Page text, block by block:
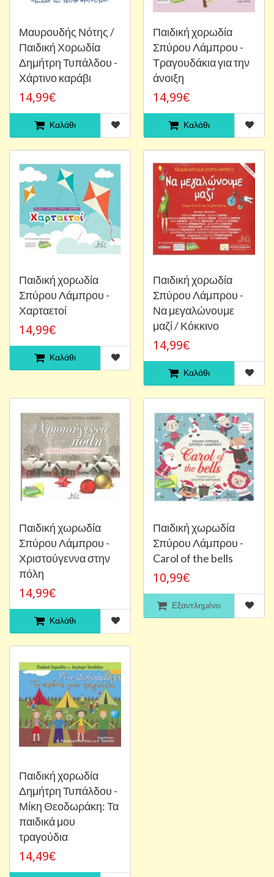
Μαυρουδής Νότης /
Παιδική Χορωδία
Δημήτρη Τυπάλδου -
Χάρτινο καράβι
14,99€
Καλάθι
Παιδική χορωδία
Σπύρου Λάμπρου -
Τραγουδάκια για την
άνοιξη
14,99€
Καλάθι
Παιδική χορωδία
Σπύρου Λάμπρου -
Χαρταετοί
14,99€
Καλάθι
Παιδική χορωδία
Σπύρου Λάμπρου -
Να μεγαλώνουμε
μαζί / Κόκκινο
14,99€
Καλάθι
Παιδική χωρωδία
Σπύρου Λάμπρου -
Χριστούγεννα στην
πόλη
14,99€
Καλάθι
Παιδική χωρωδία
Σπύρου Λάμπρου -
Carol of the bells
10,99€
Εξαντλημένο
Παιδική χορωδία
Δημήτρη Τυπάλδου -
Μίκη Θεοδωράκη: Τα
παιδικά μου
τραγούδια
14,49€